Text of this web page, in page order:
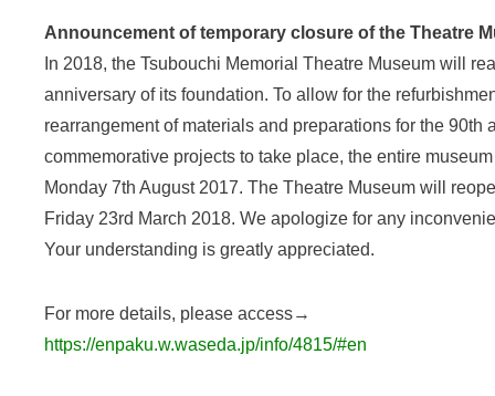
Announcement of temporary closure of the Theatre
In 2018, the Tsubouchi Memorial Theatre Museum will
anniversary of its foundation. To allow for the
rearrangement of materials and preparations for the 90th
commemorative projects to take place, the entire
Monday 7th August 2017. The Theatre Museum will
Friday 23rd March 2018. We apologize for any
Your understanding is greatly appreciated.
For more details, please access→
https://enpaku.w.waseda.jp/info/4815/#en